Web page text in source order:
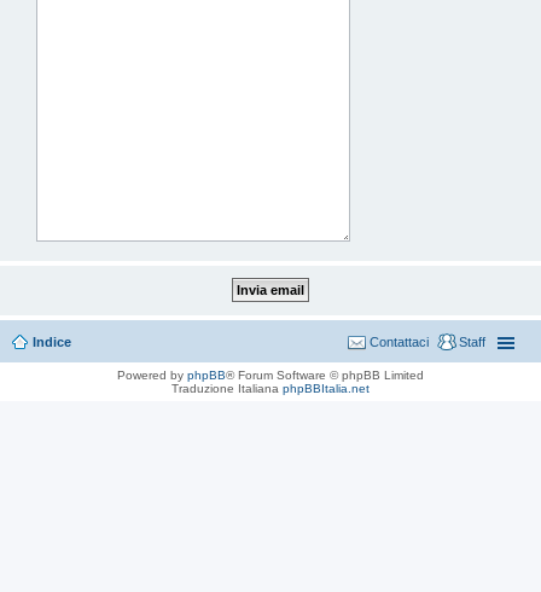
Indice Staff
Contattaci
Powered by phpBB® Forum Software © phpBB Limited
Traduzione Italiana phpBBItalia.net